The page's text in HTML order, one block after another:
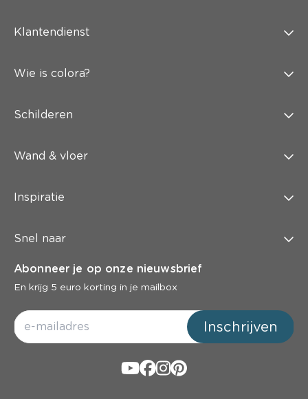
Klantendienst
Wie is colora?
Schilderen
Wand & vloer
Inspiratie
Snel naar
Abonneer je op onze nieuwsbrief
En krijg 5 euro korting in je mailbox
Inschrijven